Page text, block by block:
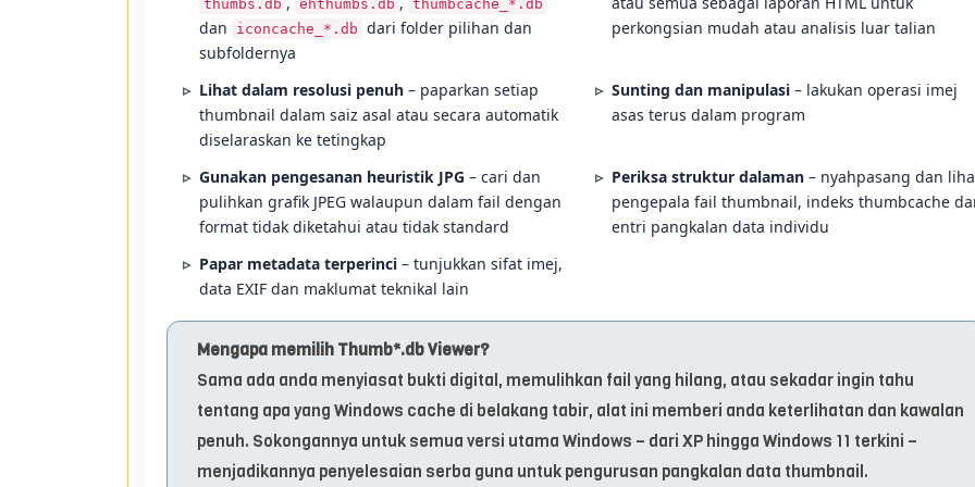
thumbs.db ehthumbs.db thumbcache_*.db
dan iconcache_*.db dari folder pilihan dan
subfoldernya
perkongsian mudah atau analisis luar talian
Lihat dalam resolusi penuh – paparkan setiap
thumbnail dalam saiz asal atau secara automatik
diselaraskan ke tetingkap
Sunting dan manipulasi – lakukan operasi imej
asas terus dalam program
Gunakan pengesanan heuristik JPG – cari dan
pulihkan grafik JPEG walaupun dalam fail dengan
format tidak diketahui atau tidak standard
Periksa struktur dalaman – nyahpasang dan
pengepala fail thumbnail, indeks thumbcache
entri pangkalan data individu
Papar metadata terperinci – tunjukkan sifat imej,
data EXIF dan maklumat teknikal lain
Mengapa memilih Thumb*.db Viewer?
Sama ada anda menyiasat bukti digital, memulihkan fail yang hilang, atau sekadar ingin tahu
tentang apa yang Windows cache di belakang tabir, alat ini memberi anda keterlihatan dan kawalan
penuh. Sokongannya untuk semua versi utama Windows – dari XP hingga Windows 11 terkini –
menjadikannya penyelesaian serba guna untuk pengurusan pangkalan data thumbnail.